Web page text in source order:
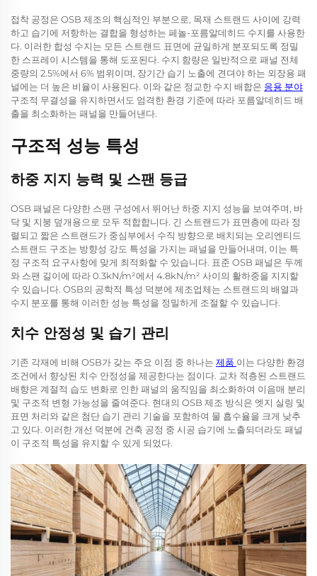
접착 공정은 OSB 제조의 핵심적인 부분으로, 목재 스트랜드 사이에 강력
하고 습기에 저항하는 결합을 형성하는 페놀-포름알데히드 수지를 사용한
다. 이러한 합성 수지는 모든 스트랜드 표면에 균일하게 분포되도록 정밀
한 스프레이 시스템을 통해 도포된다. 수지 함량은 일반적으로 패널 전체
중량의 2.5%에서 6% 범위이며, 장기간 습기 노출에 견뎌야 하는 외장용 패
널에는 더 높은 비율이 사용된다. 이와 같은 정교한 수지 배합은 응용 분야
구조적 무결성을 유지하면서도 엄격한 환경 기준에 따라 포름알데히드 배
출을 최소화하는 패널을 만들어낸다.
구조적 성능 특성
하중 지지 능력 및 스팬 등급
OSB 패널은 다양한 스팬 구성에서 뛰어난 하중 지지 성능을 보여주며, 바
닥 및 지붕 덮개용으로 모두 적합합니다. 긴 스트랜드가 표면층에 따라 정
렬되고 짧은 스트랜드가 중심부에서 수직 방향으로 배치되는 오리엔티드
스트랜드 구조는 방향성 강도 특성을 가지는 패널을 만들어내며, 이는 특
정 구조적 요구사항에 맞게 최적화할 수 있습니다. 표준 OSB 패널은 두께
와 스팬 길이에 따라 0.3kN/m²에서 4.8kN/m² 사이의 활하중을 지지할
수 있습니다. OSB의 공학적 특성 덕분에 제조업체는 스트랜드의 배열과
수지 분포를 통해 이러한 성능 특성을 정밀하게 조절할 수 있습니다.
치수 안정성 및 습기 관리
기존 각재에 비해 OSB가 갖는 주요 이점 중 하나는 제품 이는 다양한 환경
조건에서 향상된 치수 안정성을 제공한다는 점이다. 교차 적층된 스트랜드
배향은 계절적 습도 변화로 인한 패널의 움직임을 최소화하여 이음매 분리
및 구조적 변형 가능성을 줄여준다. 현대의 OSB 제조 방식은 엣지 실링 및
표면 처리와 같은 첨단 습기 관리 기술을 포함하여 물 흡수율을 크게 낮추
고 있다. 이러한 개선 덕분에 건축 공정 중 시공 습기에 노출되더라도 패널
이 구조적 특성을 유지할 수 있게 되었다.